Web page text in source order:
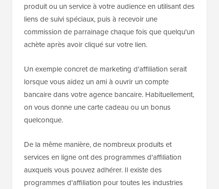
produit ou un service à votre audience en utilisant des
liens de suivi spéciaux, puis à recevoir une
commission de parrainage chaque fois que quelqu'un
achète après avoir cliqué sur votre lien.
Un exemple concret de marketing d'affiliation serait
lorsque vous aidez un ami à ouvrir un compte
bancaire dans votre agence bancaire. Habituellement,
on vous donne une carte cadeau ou un bonus
quelconque.
De la même manière, de nombreux produits et
services en ligne ont des programmes d'affiliation
auxquels vous pouvez adhérer. Il existe des
programmes d'affiliation pour toutes les industries